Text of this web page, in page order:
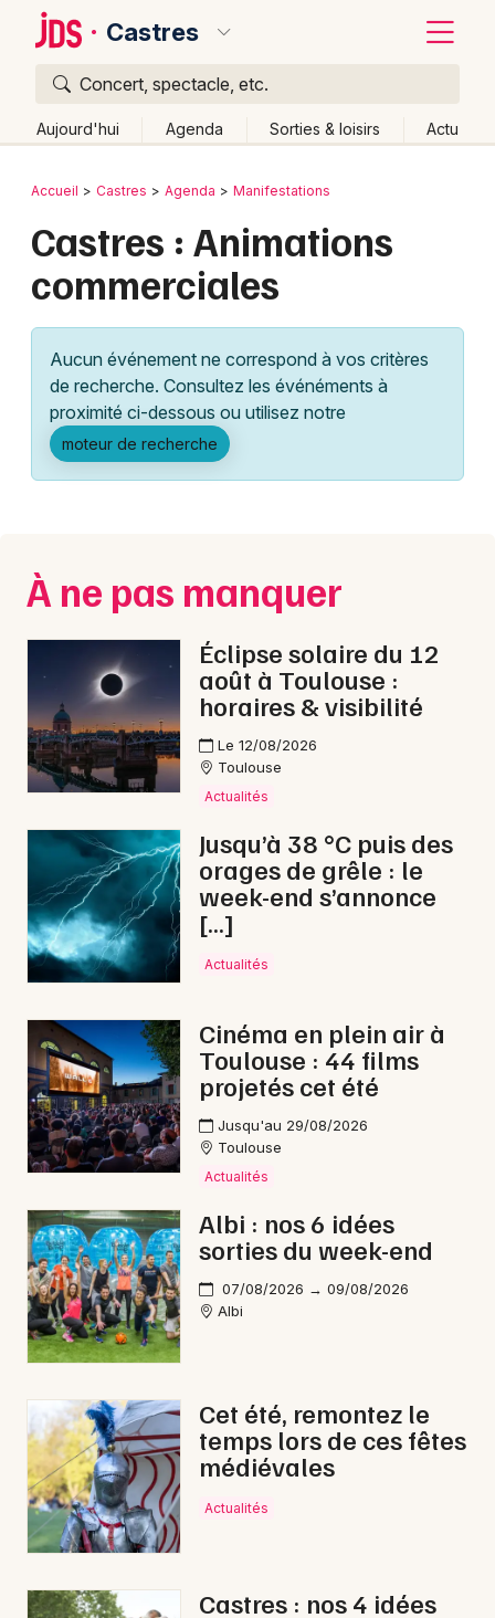
Castres
Concert, spectacle, etc.
Aujourd'hui Agenda Sorties & loisirs Actu
Publier un événement
Grands événements
Activité & Expérience
Manifestations
Foires & salons
Concerts
Sports
Soirées
Sorties famille
Sorties & loisirs
Animations commerciales dans le Tarn
Animations commerciales en Midi-Pyrénées
Animations commerciales en Occitanie
Newsletter des sorties
Artistes en tournée
Actus à Castres
Magazine à Castres
Choisir mes départements
Bordeaux
Colmar
Lille
Lyon
Marseille
Mulhouse
Nice
Paris
Strasbourg
Toulouse
Toutes les villes
Retour
Accueil Castres Agenda Manifestations
Castres : Animations
commerciales
Aucun événement ne correspond à vos critères
de recherche. Consultez les événéments à
proximité ci-dessous ou utilisez notre
moteur de recherche
À ne pas manquer
Éclipse solaire du 12
août à Toulouse :
horaires & visibilité
Le 12/08/2026
Toulouse
Actualités
Jusqu’à 38 °C puis des
orages de grêle : le
week-end s’annonce
[…]
Actualités
Cinéma en plein air à
Toulouse : 44 films
projetés cet été
Jusqu'au 29/08/2026
Toulouse
Actualités
Albi : nos 6 idées
sorties du week-end
07/08/2026 → 09/08/2026
Albi
Cet été, remontez le
temps lors de ces fêtes
médiévales
Actualités
Castres : nos 4 idées
Quoi ?
Où ?
Partout
Près de moi Changer de lieu
Quand ?
Aujourd'hui
Demain Ce week-end Autre